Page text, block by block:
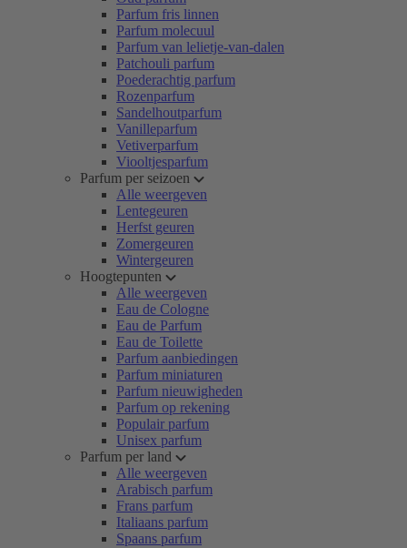
Parfum fris linnen
Parfum molecuul
Parfum van lelietje-van-dalen
Patchouli parfum
Poederachtig parfum
Rozenparfum
Sandelhoutparfum
Vanilleparfum
Vetiverparfum
Viooltjesparfum
Parfum per seizoen
Alle weergeven
Lentegeuren
Herfst geuren
Zomergeuren
Wintergeuren
Hoogtepunten
Alle weergeven
Eau de Cologne
Eau de Parfum
Eau de Toilette
Parfum aanbiedingen
Parfum miniaturen
Parfum nieuwigheden
Parfum op rekening
Populair parfum
Unisex parfum
Parfum per land
Alle weergeven
Arabisch parfum
Frans parfum
Italiaans parfum
Spaans parfum